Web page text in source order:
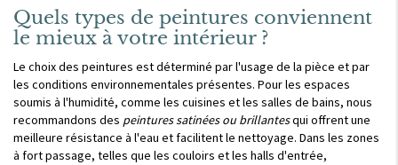
Quels types de peintures conviennent
le mieux à votre intérieur ?
Le choix des peintures est déterminé par l'usage de la pièce et par
les conditions environnementales présentes. Pour les espaces
soumis à l'humidité, comme les cuisines et les salles de bains, nous
recommandons des peintures satinées ou brillantesqui offrent une
meilleure résistance à l'eau et facilitent le nettoyage. Dans les zones
à fort passage, telles que les couloirs et les halls d'entrée,